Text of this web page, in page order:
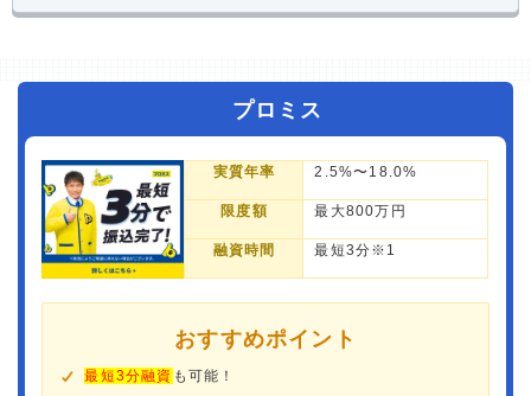
プロミス
実質年率 2.5%〜18.0%
限度額 最大800万円
融資時間 最短3分※1
おすすめポイント
最短3分融資 も可能！